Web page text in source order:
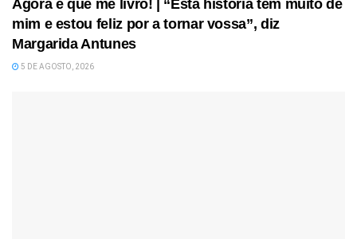
Agora é que me livro! | “Esta história tem muito de
mim e estou feliz por a tornar vossa”, diz
Margarida Antunes
5 DE AGOSTO, 2026